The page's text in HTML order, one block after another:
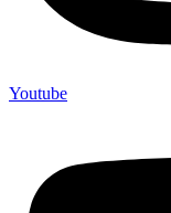
Youtube